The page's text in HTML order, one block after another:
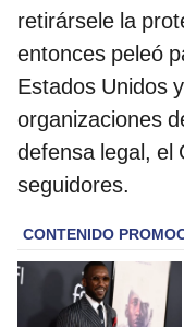
retirársele la
entonces peleó
Estados Unidos
organizaciones
defensa legal, el
seguidores.